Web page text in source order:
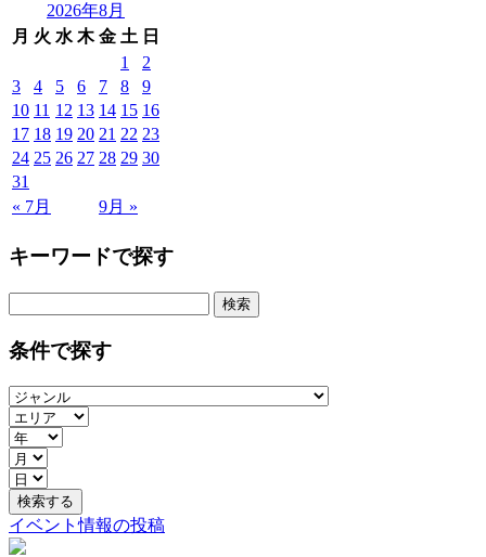
2026年8月
月 火 水 木 金 土 日
« 7月 9月 »
1
2
3
4 5 6 7 8
9
10 11 12 13 14 15 16
17 18 19 20 21 22 23
24 25 26 27 28 29 30
31
キーワードで探す
条件で探す
イベント情報の投稿